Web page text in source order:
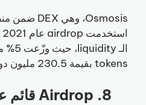
tokens بقيمة 230.5 مليون دولار.
8. Airdrop قائم على المهام: dYdX